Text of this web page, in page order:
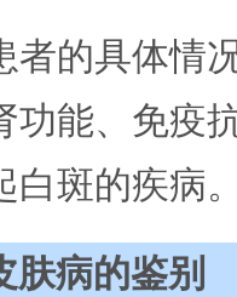
者的具体情
功能、免疫
白斑的疾病
肤病的鉴别